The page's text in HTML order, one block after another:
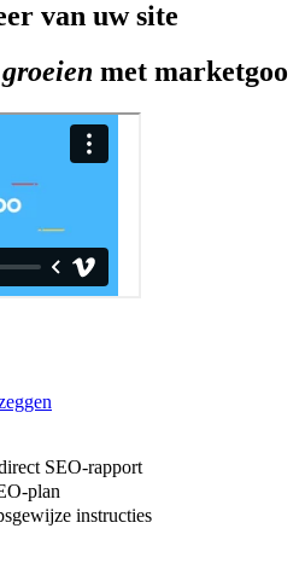
van uw site
met marketgoo
SEO-rapport
plan
instructies